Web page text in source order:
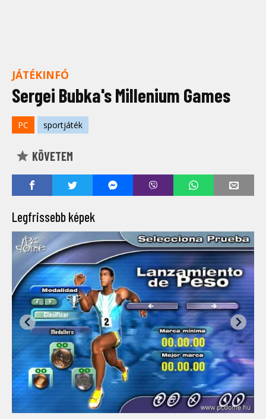
JÁTÉKINFÓ
Sergei Bubka's Millenium Games
PC sportjáték
KÖVETEM
Legfrissebb képek